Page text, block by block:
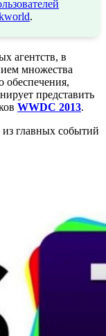
.
агентств, в
множества
обеспечения,
представить
WWDC 2013.
из главных событий